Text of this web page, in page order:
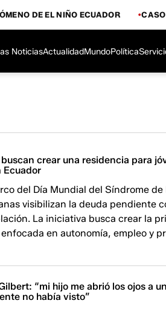
DE EL NIÑO ECUADOR
NoticiasActualidadMundoPolítica
crear una residencia para
Ecuador
del Día Mundial del Síndrome
visibilizan la deuda pendiente
La iniciativa busca crear la
en autonomía, empleo y
“mi hijo me abrió los ojos a
no había visto”